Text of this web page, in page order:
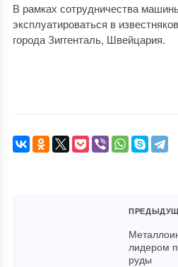
В рамках сотрудничества
эксплуатироваться в
города Зиггенталь, Швейцария.
лидером
руды